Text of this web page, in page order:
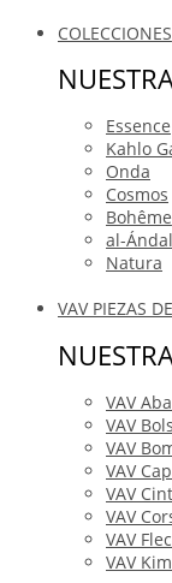
COLECCIONES
Essence
Kahlo
Onda
Cosmos
Bohême
al-
Natura
VAV PIEZAS
VAV
VAV
VAV
VAV
VAV
VAV
VAV
VAV